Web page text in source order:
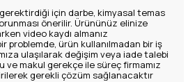
için darbe, kimyasal temas
önerilir. Ürününüz elinize
video kaydı almanız
problemde, ürün kullanılmadan bir iş
ulaşılarak değişim veya iade talebi
ve makul gerekçe ile süreç firmamız
gerekli çözüm sağlanacaktır